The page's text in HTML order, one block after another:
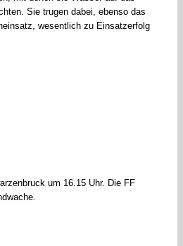
Sie trugen dabei, ebenso das
wesentlich zu Einsatzerfolg
um 16.15 Uhr. Die FF